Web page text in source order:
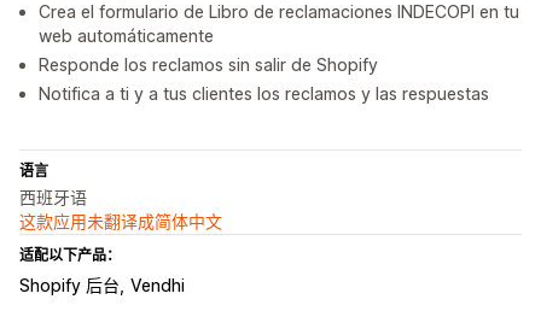
Crea el formulario de Libro de reclamaciones INDECOPI en tu
web automáticamente
Responde los reclamos sin salir de Shopify
Notifica a ti y a tus clientes los reclamos y las respuestas
语言
西班牙语
这款应用未翻译成简体中文
适配以下产品：
Shopify 后台 Vendhi